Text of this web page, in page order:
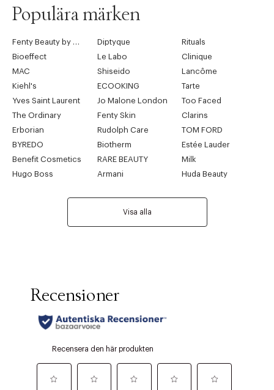
Populära märken
Diptyque
Rituals
Bioeffect
Le Labo
Clinique
MAC
Shiseido
Lancôme
Kiehl's
ECOOKING
Tarte
Yves Saint Laurent
Jo Malone London
Too Faced
The Ordinary
Fenty Skin
Clarins
Erborian
Rudolph Care
TOM FORD
BYREDO
Biotherm
Estée Lauder
Benefit Cosmetics
RARE BEAUTY
Milk
Hugo Boss
Armani Huda Beauty
Visa alla